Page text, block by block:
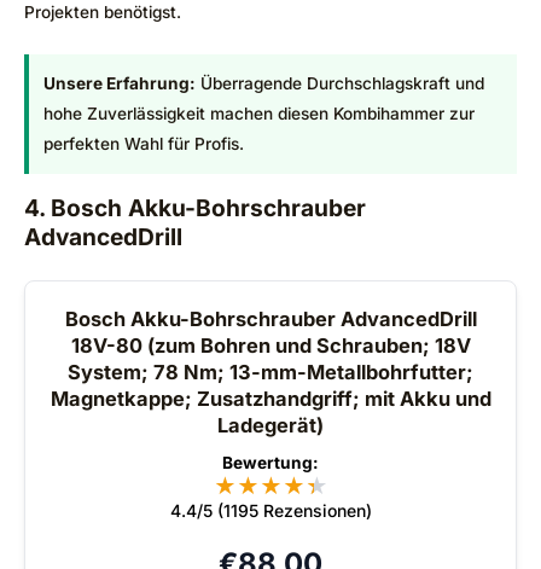
Projekten benötigst.
Unsere Erfahrung: Überragende Durchschlagskraft und
hohe Zuverlässigkeit machen diesen Kombihammer zur
perfekten Wahl für Profis.
4. Bosch Akku-Bohrschrauber
AdvancedDrill
Bosch Akku-Bohrschrauber AdvancedDrill
18V-80 (zum Bohren und Schrauben; 18V
System; 78 Nm; 13-mm-Metallbohrfutter;
Magnetkappe; Zusatzhandgriff; mit Akku und
Ladegerät)
Bewertung:
★★★★★
★
4.4/5 (1195 Rezensionen)